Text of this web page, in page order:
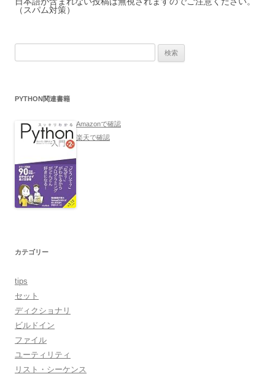
（スパム対策）
PYTHON関連書籍
Amazonで確認
楽天で確認
カテゴリー
tips
セット
ディクショナリ
ビルドイン
ファイル
ユーティリティ
リスト・シーケンス